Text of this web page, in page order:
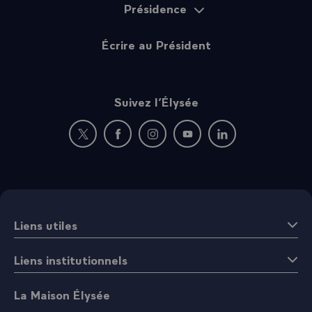
extraordinaire, à compter du 1er octobre 2017 ;
conseiller d’Etat en service extraordinaire, à
compter du 1er octobre 2017.
Sur proposition de la ministre des solidarités et de la santé :
Sur proposition de la ministre auprès du ministre de l’Europe et
M. Pascal CAGNI
Présidence
Écrire au Président
Suivez l’Élysée
Nouvelle fenêtre : rejoignez-nous sur Twitter
Nouvelle fenêtre : rejoignez-nous sur
Nouvelle fenêtre : rejoignez-nous
Nouvelle fenêtre :
Nouvelle fenêtre :
Liens utiles
Liens institutionnels
La Maison Élysée